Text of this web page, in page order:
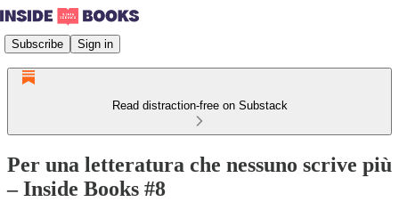
Subscribe Sign in
Read distraction-free on Substack
Per una letteratura che nessuno scrive più
– Inside Books #8